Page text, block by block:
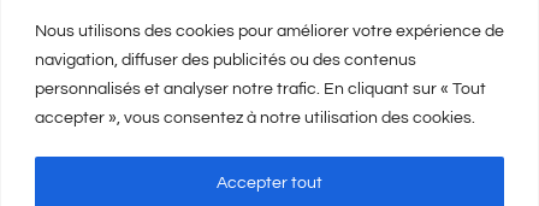
Nous utilisons des cookies pour améliorer votre expérience de
navigation, diffuser des publicités ou des contenus
personnalisés et analyser notre trafic. En cliquant sur « Tout
accepter », vous consentez à notre utilisation des cookies.
Accepter tout
Ajouter au panier
Détails
Ajouter au panier
Détails